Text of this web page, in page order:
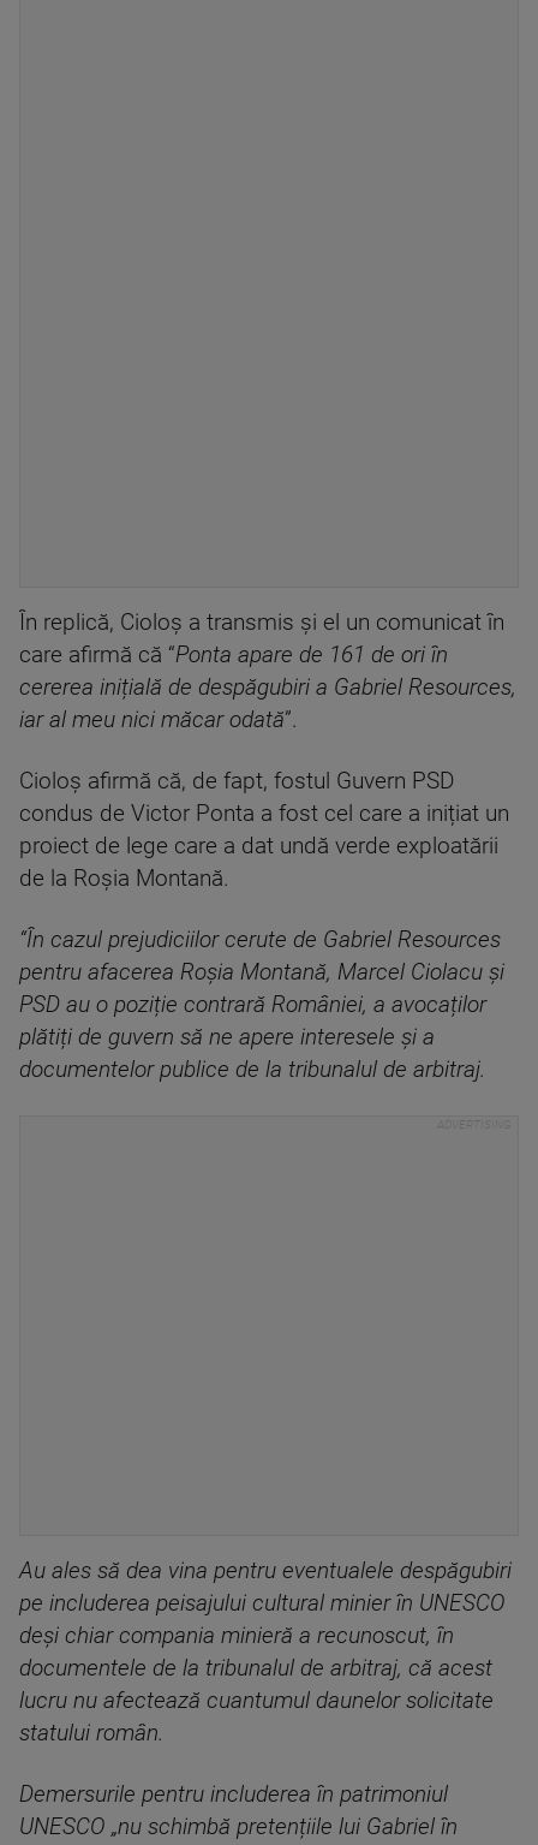
În replică, Cioloș a transmis și el un comunicat în
care afirmă că “Ponta apare de 161 de ori în
cererea inițială de despăgubiri a Gabriel Resources,
iar al meu nici măcar odată”.
Cioloș afirmă că, de fapt, fostul Guvern PSD
condus de Victor Ponta a fost cel care a inițiat un
proiect de lege care a dat undă verde exploatării
de la Roșia Montană.
“În cazul prejudiciilor cerute de Gabriel Resources
pentru afacerea Roșia Montană, Marcel Ciolacu și
PSD au o poziție contrară României, a avocaților
plătiți de guvern să ne apere interesele și a
documentelor publice de la tribunalul de arbitraj.
Au ales să dea vina pentru eventualele despăgubiri
pe includerea peisajului cultural minier în UNESCO
deși chiar compania minieră a recunoscut, în
documentele de la tribunalul de arbitraj, că acest
lucru nu afectează cuantumul daunelor solicitate
statului român.
Demersurile pentru includerea în patrimoniul
UNESCO „nu schimbă pretențiile lui Gabriel în